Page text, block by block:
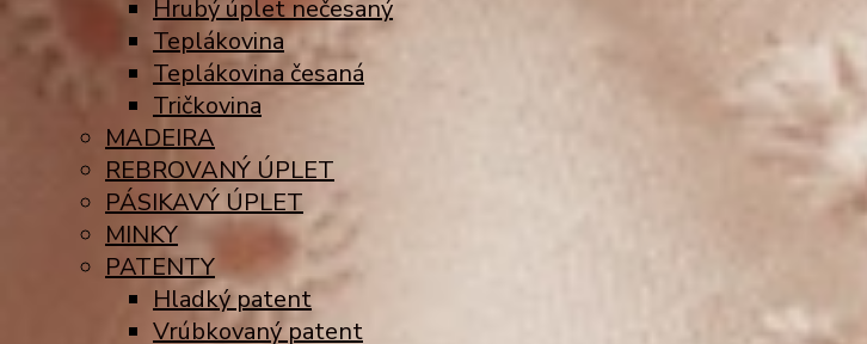
Hrubý úplet nečesaný
Teplákovina
Teplákovina česaná
Tričkovina
MADEIRA
REBROVANÝ ÚPLET
PÁSIKAVÝ ÚPLET
MINKY
PATENTY
Hladký patent
Vrúbkovaný patent